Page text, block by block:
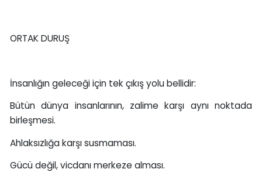
ORTAK DURUŞ
İnsanlığın geleceği için tek çıkış yolu bellidir:
Bütün dünya insanlarının, zalime karşı aynı noktada
birleşmesi.
Ahlaksızlığa karşı susmaması.
Gücü değil, vicdanı merkeze alması.